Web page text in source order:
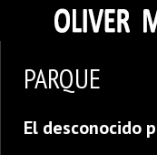
FOTOGRAFIAS
CONTACTO
PARQUE
El desconocido